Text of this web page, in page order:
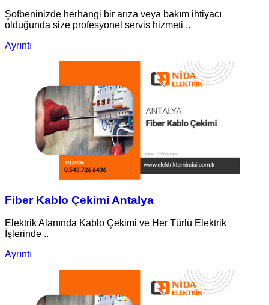
Şofbeninizde herhangi bir arıza veya bakım ihtiyacı
olduğunda size profesyonel servis hizmeti ..
Ayrıntı
Fiber Kablo Çekimi Antalya
Elektrik Alanında Kablo Çekimi ve Her Türlü Elektrik
İşlerinde ..
Ayrıntı